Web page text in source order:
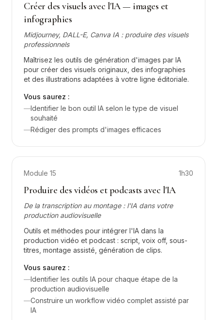
Créer des visuels avec l'IA — images et
infographies
Midjourney, DALL-E, Canva IA : produire des visuels
professionnels
Maîtrisez les outils de génération d'images par IA
pour créer des visuels originaux, des infographies
et des illustrations adaptées à votre ligne éditoriale.
Vous saurez :
—Identifier le bon outil IA selon le type de visuel
souhaité
—Rédiger des prompts d'images efficaces
Module 15 1h30
Produire des vidéos et podcasts avec l'IA
De la transcription au montage : l'IA dans votre
production audiovisuelle
Outils et méthodes pour intégrer l'IA dans la
production vidéo et podcast : script, voix off, sous-
titres, montage assisté, génération de clips.
Vous saurez :
—Identifier les outils IA pour chaque étape de la
production audiovisuelle
—Construire un workflow vidéo complet assisté par
IA